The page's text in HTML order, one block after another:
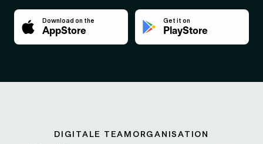
Download on the
AppStore
Get it on
PlayStore
DIGITALE TEAMORGANISATION